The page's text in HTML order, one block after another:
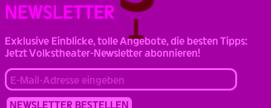
NEWSLETTER
Exklusive Einblicke, tolle Angebote, die besten Tipps:
Jetzt Volkstheater-Newsletter abonnieren!